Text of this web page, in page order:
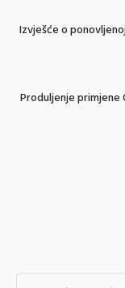
Izvješće o
Produljenje primjene